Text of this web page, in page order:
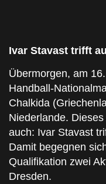
Ivar Stavast trifft
Übermorgen, am
Handball-
Chalkida
Niederlande.
auch: Ivar Stavast
Damit begegnen
Qualifikation zwei
Dresden.